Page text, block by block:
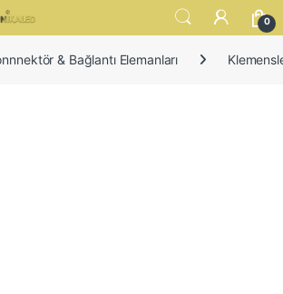
0
& Bağlantı Elemanları